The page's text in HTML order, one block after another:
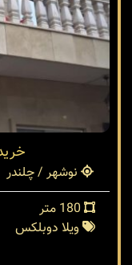
نوشهر / چلندر
ویلا دوبلکس